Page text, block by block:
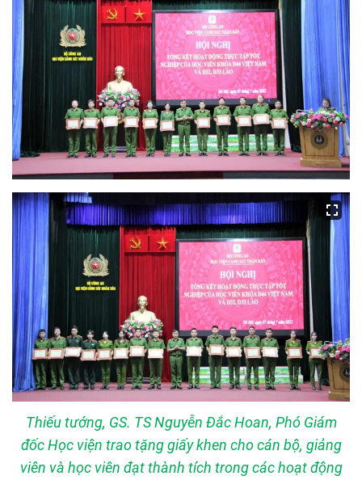
Thiếu tướng, GS. TS Nguyễn Đắc Hoan, Phó Giám
đốc Học viện trao tặng giấy khen cho cán bộ, giảng
viên và học viên đạt thành tích trong các hoạt động